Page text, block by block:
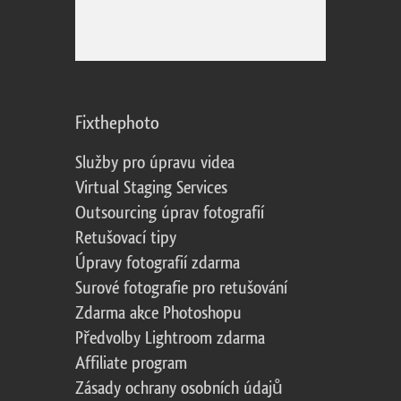
Fixthephoto
Služby pro úpravu videa
Virtual Staging Services
Outsourcing úprav fotografií
Retušovací tipy
Úpravy fotografií zdarma
Surové fotografie pro retušování
Zdarma akce Photoshopu
Předvolby Lightroom zdarma
Affiliate program
Zásady ochrany osobních údajů